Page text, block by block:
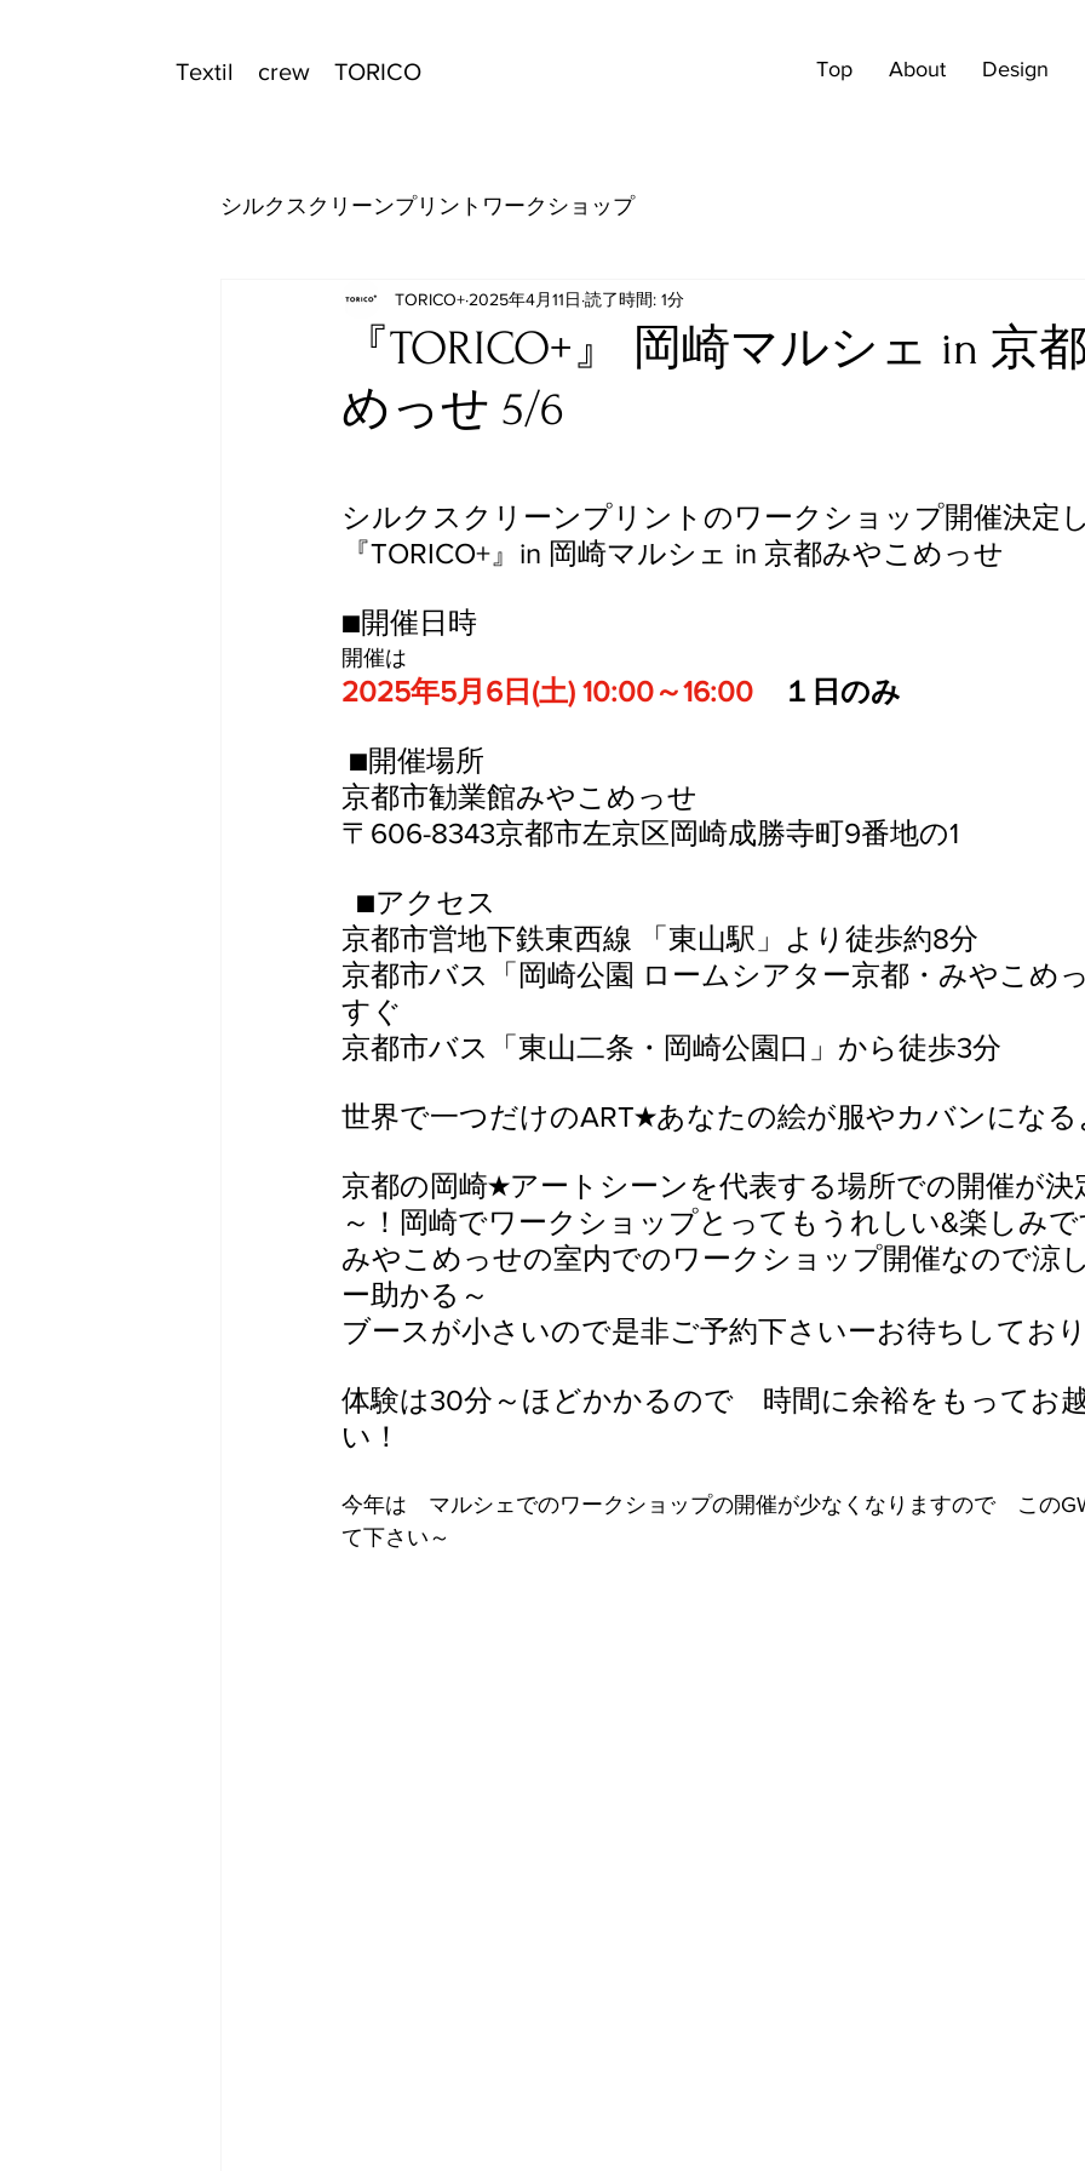
Textil crew TORICO Top About Design
シルクスクリーンプリントワークショップ
『TORICO+』 岡崎マルシェ in 京
めっせ 5/6
TORICO+ 2025年4月11日 読了時間: 1分
シルクスクリーンプリントのワークショップ開催決定
『TORICO+』in 岡崎マルシェ in 京都みやこめっせ
■開催日時
開催は
2025年5月6日(土) 10:00～16:00 １日のみ
■開催場所
京都市勧業館みやこめっせ
〒606-8343京都市左京区岡崎成勝寺町9番地の1
■アクセス
京都市営地下鉄東西線 「東山駅」より徒歩約8分
京都市バス「岡崎公園 ロームシアター京都・みやこめ
すぐ
京都市バス「東山二条・岡崎公園口」から徒歩3分
世界で一つだけのART★あなたの絵が服やカバンになる
京都の岡崎★アートシーンを代表する場所での開催が決
～！岡崎でワークショップとってもうれしい&楽しみで
みやこめっせの室内でのワークショップ開催なので涼
ー助かる～
ブースが小さいので是非ご予約下さいーお待ちしてお
体験は30分～ほどかかるので　時間に余裕をもってお
い！
今年は　マルシェでのワークショップの開催が少なくなりますので　この
て下さい～